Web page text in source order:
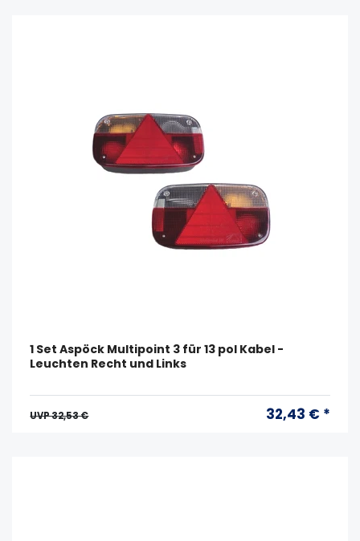
1 Set Aspöck Multipoint 3 für 13 pol Kabel -
Leuchten Recht und Links
UVP 32,53 € 32,43 € *